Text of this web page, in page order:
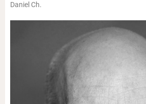
Daniel Ch.